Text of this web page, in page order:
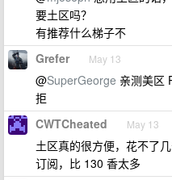
要土区吗？
有推荐什么梯子不
Grefer May 13
@SuperGeorge 亲测美区
拒
CWTCheated May 13
土区真的很方便，花不了
订阅，比 130 香太多